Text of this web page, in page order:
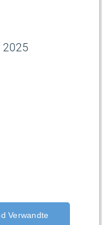
2025